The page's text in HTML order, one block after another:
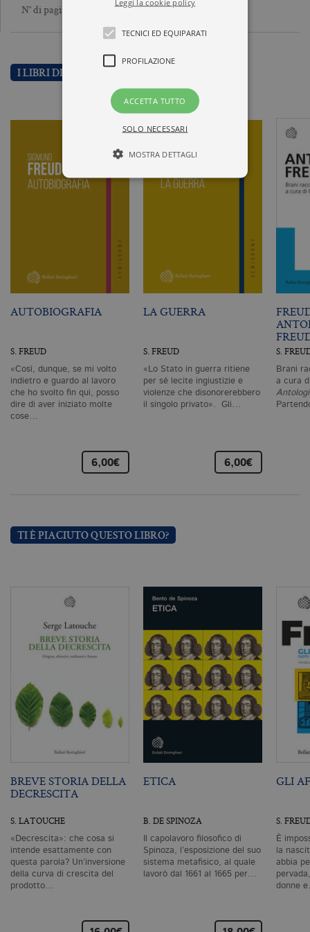
N° di pagine 681
I LIBRI DI SIGMUND FREUD
AUTOBIOGRAFIA
S. FREUD
«Così, dunque, se mi volto
indietro e guardo al lavoro
che ho svolto fin qui, posso
dire di aver iniziato molte
cose…
6,00€
LA GUERRA
S. FREUD
«Lo Stato in guerra ritiene
per sé lecite ingiustizie e
violenze che disonorerebbero
il singolo privato». Gli…
6,00€
S.
Brani
a cura
TI È PIACIUTO QUESTO LIBRO?
BREVE STORIA DELLA
DECRESCITA
S. LATOUCHE
«Decrescita»: che cosa si
intende esattamente con
questa parola? Un’inversione
della curva di crescita del
prodotto…
ETICA
B. DE SPINOZA
Il capolavoro filosofico di
Spinoza, l’esposizione del suo
sistema metafisico, al quale
lavorò dal 1661 al 1665 per…
GLI
S.
È
la
abbia
donne
Leggi la cookie policy
TECNICI ED EQUIPARATI
PROFILAZIONE
ACCETTA TUTTO
SOLO NECESSARI
MOSTRA DETTAGLI
del sito Web principale come l'accesso
degli utenti e la gestione dell'account. Il
sito Web non può essere utilizzato
correttamente senza i cookie
strettamente necessari. Col rispetto
tecnici e dunque non necessitano del
Nome Dominio Scadenza
CookieScriptConsent
.bollatiboringhieri.it 1 mese